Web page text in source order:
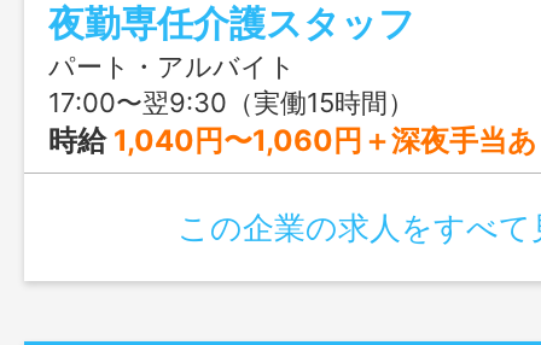
お元気な利用者様が中心＆定員25名の小
夜勤デビューやブランクのある方も安心
きます。
夜勤専任介護スタッフ
パート・アルバイト
17:00〜翌9:30（実働15時間）
時給 1,040円〜1,060円＋深夜手当あり ※介護福祉士の資格をお持ち
この企業の求人をすべて